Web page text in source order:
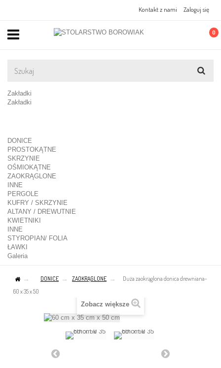
Zaloguj się
Kontakt z nami
0
Zakładki
Zakładki
DONICE
PROSTOKĄTNE
SKRZYNIE
OŚMIOKĄTNE
ZAOKRĄGLONE
INNE
PERGOLE
KUFRY / SKRZYNIE
ALTANY / DREWUTNIE
KWIETNIKI
INNE
STYROPIAN/ FOLIA
ŁAWKI
Galeria
DONICE ZAOKRĄGLONE
Duża zaokrąglona donica drewniana-
60 x 35 x 50
Zobacz większe